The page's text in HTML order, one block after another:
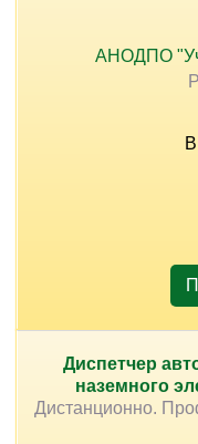
АНОДПО
Диспетчер
наземного
Дистанционно.